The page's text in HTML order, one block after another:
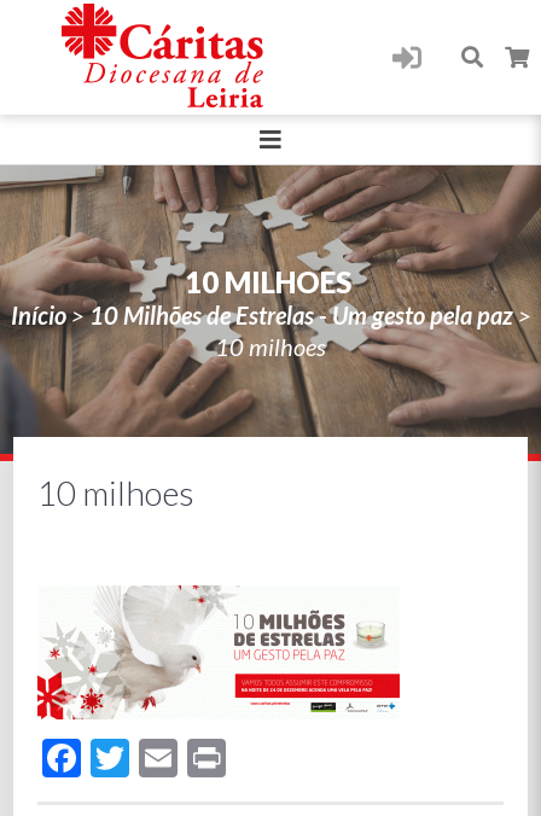
10 MILHOES
Início>10 Milhões de Estrelas - Um gesto pela paz>
10 milhoes
10 milhoes
Facebook
Twitter
Email